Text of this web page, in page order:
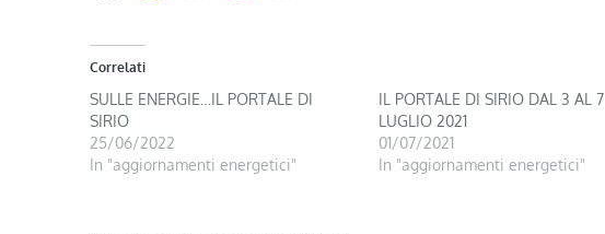
Correlati
SULLE ENERGIE…IL PORTALE DI
SIRIO
25/06/2022
In "aggiornamenti energetici"
IL PORTALE DI SIRIO DAL 3 AL 7
LUGLIO 2021
01/07/2021
In "aggiornamenti energetici"